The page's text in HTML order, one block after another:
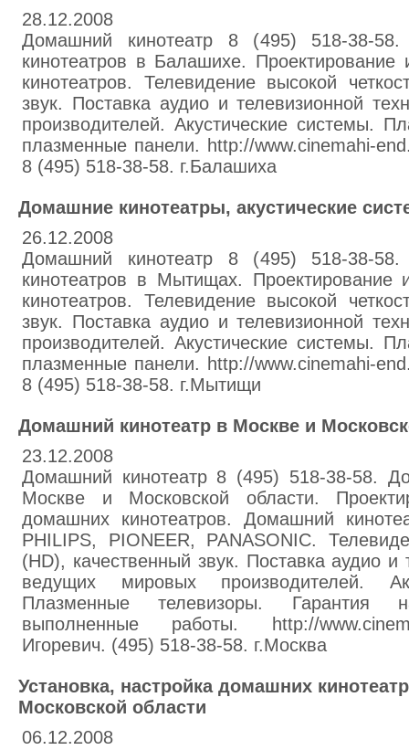
28.12.2008
Домашний кинотеатр 8 (495) 518-38-58.
кинотеатров в Балашихе. Проектирование
кинотеатров. Телевидение высокой
звук. Поставка аудио и телевизионной
производителей. Акустические системы.
плазменные панели. http://www.cinemahi-
8 (495) 518-38-58. г.Балашиха
Домашние кинотеатры, акустические
26.12.2008
Домашний кинотеатр 8 (495) 518-38-58.
кинотеатров в Мытищах. Проектирование
кинотеатров. Телевидение высокой
звук. Поставка аудио и телевизионной
производителей. Акустические системы.
плазменные панели. http://www.cinemahi-
8 (495) 518-38-58. г.Мытищи
Домашний кинотеатр в Москве и
23.12.2008
Домашний кинотеатр 8 (495) 518-38-58.
Москве и Московской области.
домашних кинотеатров. Домашний
PHILIPS, PIONEER, PANASONIC.
(HD), качественный звук. Поставка аудио и
ведущих мировых производителей.
Плазменные телевизоры. Гарантия
выполненные работы. http://
Игоревич. (495) 518-38-58. г.Москва
Установка, настройка домашних
Московской области
06.12.2008